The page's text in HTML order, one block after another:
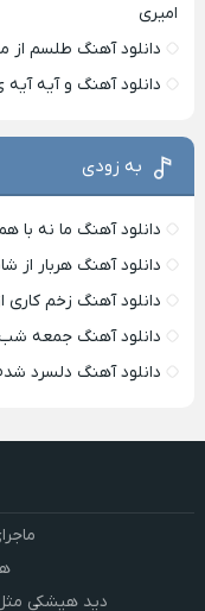
امیری
دانلود آهنگ طلسم از
دانلود آهنگ و آیه
به زودی
دانلود آهنگ ما نه با
دانلود آهنگ هربار از
دانلود آهنگ زخم کاری
دانلود آهنگ جمعه شب
دانلود آهنگ دلسرد
دید هیشکی